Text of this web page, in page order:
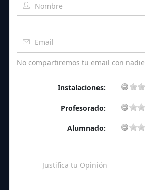
No compartiremos tu email con nadie
Instalaciones:
Profesorado:
Alumnado: